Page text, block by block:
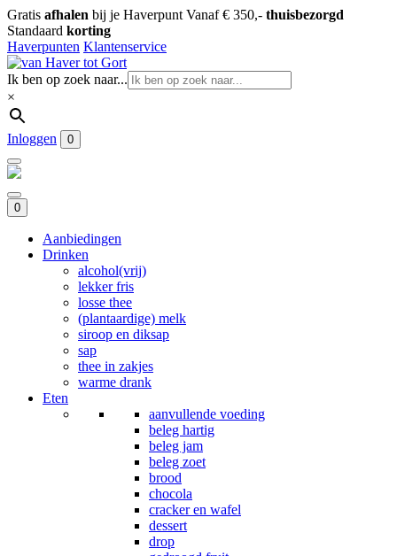
Gratis afhalen bij je Haverpunt Vanaf € 350,- thuisbezorgd
Standaard korting
Haverpunten Klantenservice
Ik ben op zoek naar...
×
Inloggen 0
0
Aanbiedingen
Drinken
alcohol(vrij)
lekker fris
losse thee
(plantaardige) melk
siroop en diksap
sap
thee in zakjes
warme drank
Eten
aanvullende voeding
beleg hartig
beleg jam
beleg zoet
brood
chocola
cracker en wafel
dessert
drop